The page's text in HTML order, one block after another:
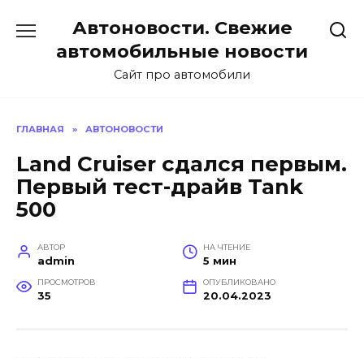
содержанию
Автоновости. Свежие
автомобильные новости
Сайт про автомобили
ГЛАВНАЯ » АВТОНОВОСТИ
Land Cruiser сдался первым.
Первый тест-драйв Tank
500
АВТОР
admin
НА ЧТЕНИЕ
5 мин
ПРОСМОТРОВ
35
ОПУБЛИКОВАНО
20.04.2023